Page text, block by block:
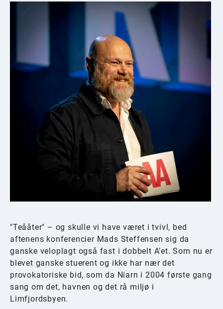
"Teååter" – og skulle vi have været i tvivl, bed
aftenens konferencier Mads Steffensen sig da
ganske veloplagt også fast i dobbelt A’et. Som nu er
blevet ganske stuerent og ikke har nær det
provokatoriske bid, som da Niarn i 2004 første gang
sang om det, havnen og det rå miljø i
Limfjordsbyen.